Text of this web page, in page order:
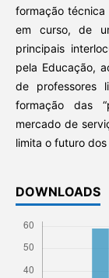
formação técnica
em curso, de
principais
pela Educação,
de professores
formação das
mercado de
limita o futuro dos
DOWNLOADS